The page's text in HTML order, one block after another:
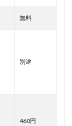
無料
別途
460円